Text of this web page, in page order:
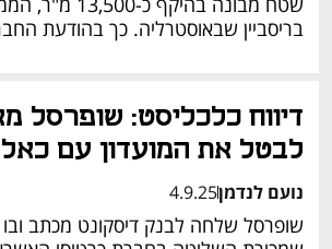
בריסביין שבאוסטרליה. כך בהודעת
לבטל את המועדון עם כאל
נועם לנדמן4.9.25